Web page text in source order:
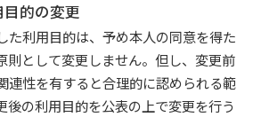
的の変更
た利用目的は、予め本人の同意を得た
則として変更しません。但し、変更前
連性を有すると合理的に認められる範
後の利用目的を公表の上で変更を行う